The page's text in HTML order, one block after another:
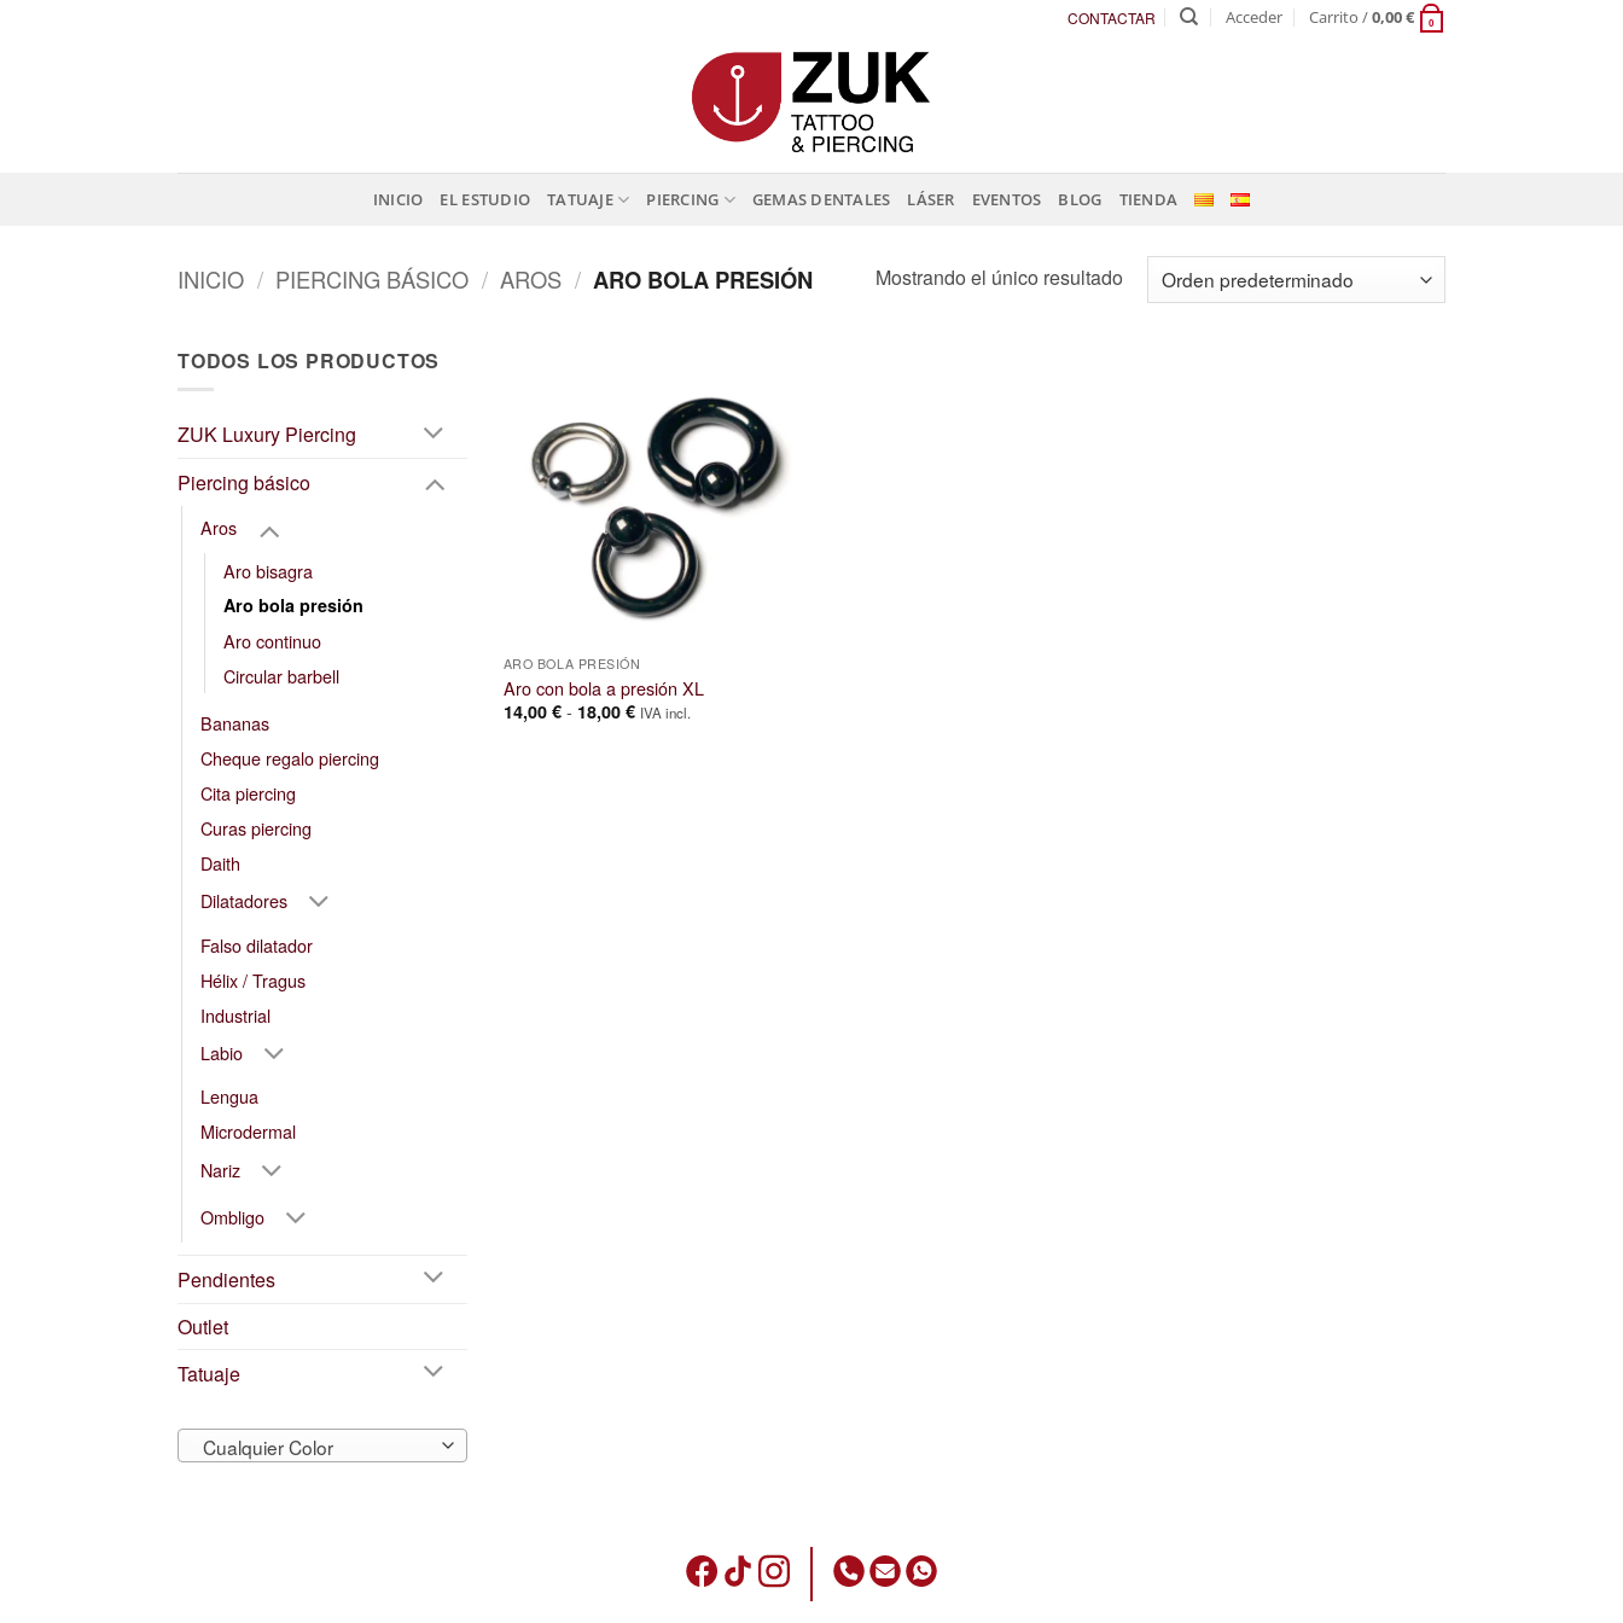
CONTACTAR Acceder Carrito /0,00€ 0
INICIO EL ESTUDIO TATUAJE PIERCING GEMAS DENTALES LÁSER EVENTOS BLOG TIENDA
INICIO / PIERCING BÁSICO / AROS / ARO BOLA PRESIÓN Mostrando el único resultado
TODOS LOS PRODUCTOS
ZUK Luxury Piercing
Piercing básico
Aros
Aro bisagra
Aro bola presión
Aro continuo
Circular barbell
Bananas
Cheque regalo piercing
Cita piercing
Curas piercing
Daith
Dilatadores
Falso dilatador
Hélix / Tragus
Industrial
Labio
Lengua
Microdermal
Nariz
Ombligo
Pendientes
Outlet
Tatuaje
Cualquier Color
ARO BOLA PRESIÓN
Aro con bola a presión XL
14,00 € - 18,00 €Rango
de
IVA incl.